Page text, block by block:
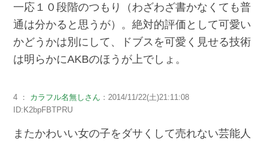
一応１０段階のつもり（わざわざ書かなくても普
通は分かると思うが）。絶対的評価として可愛い
かどうかは別にして、ドブスを可愛く見せる技術
は明らかにAKBのほうが上でしょ。
4 ： カラフル名無しさん ：2014/11/22(土)21:11:08
ID:K2bpFBTPRU
またかわいい女の子をダサくして売れない芸能人